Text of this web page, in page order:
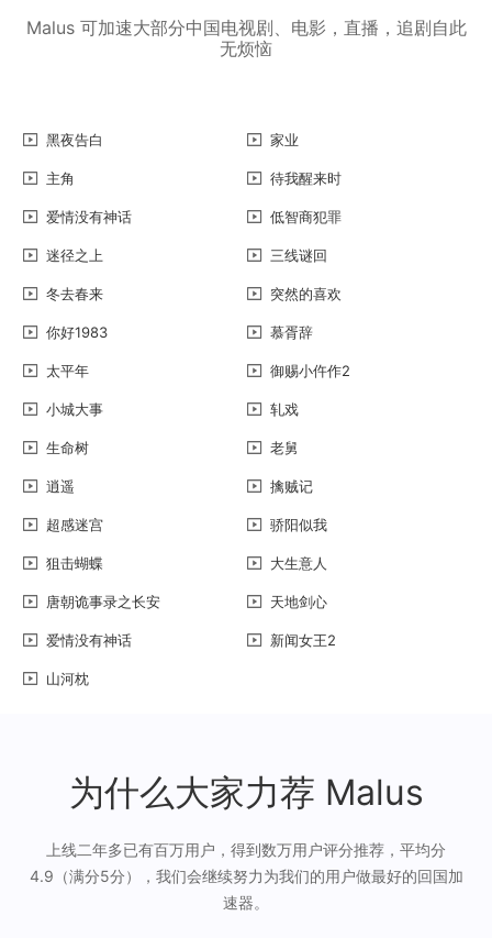
Malus 可加速大部分中国电视剧、电影，直播，追剧自此
无烦恼
黑夜告白 家业
主角 待我醒来时
爱情没有神话 低智商犯罪
迷径之上 三线谜回
冬去春来 突然的喜欢
你好1983 慕胥辞
太平年 御赐小仵作2
小城大事 轧戏
生命树 老舅
逍遥 擒贼记
超感迷宫 骄阳似我
狙击蝴蝶 大生意人
唐朝诡事录之长安 天地剑心
爱情没有神话 新闻女王2
山河枕
为什么大家力荐 Malus
上线二年多已有百万用户，得到数万用户评分推荐，平均分
4.9（满分5分），我们会继续努力为我们的用户做最好的回国加
速器。